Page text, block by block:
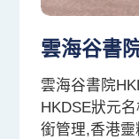
雲海谷書
雲海谷書院
HKDSE狀元
銜管理,香港